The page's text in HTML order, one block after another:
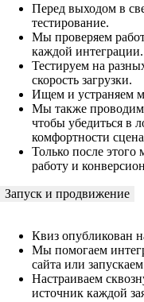
Перед выходом в
тестирование.
Мы проверяем
каждой интеграции.
Тестируем на
скорость загрузки.
Ищем и устраняем
Мы также проводим
чтобы убедиться в
комфортности
Только после
работу и
Запуск и продвижение
Квиз опубликован
Мы помогаем
сайта или
Настраиваем
источник каждой